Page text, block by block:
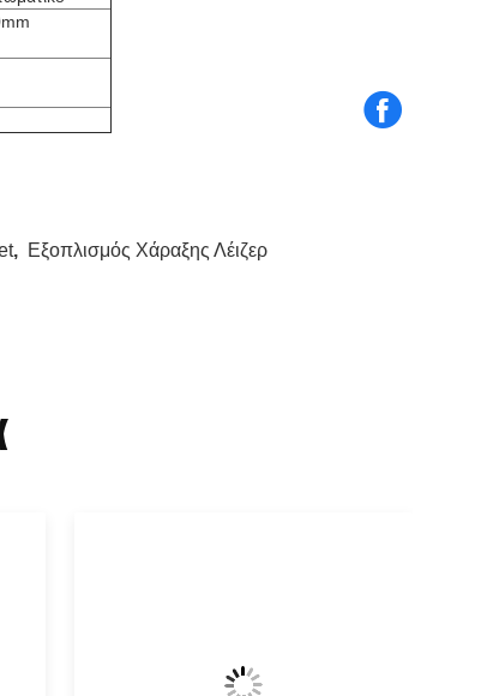
, Εξοπλισμός Χάραξης Λέιζερ